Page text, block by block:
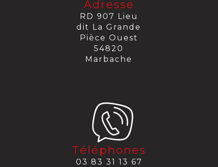
Adresse
RD 907 Lieu
dit La Grande
Pièce Ouest
54820
Marbache
Téléphones
03 83 31 13 67